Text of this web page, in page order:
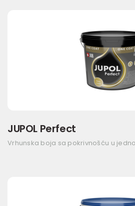
JUPOL Perfect
Vrhunska boja sa pokrivnošću u